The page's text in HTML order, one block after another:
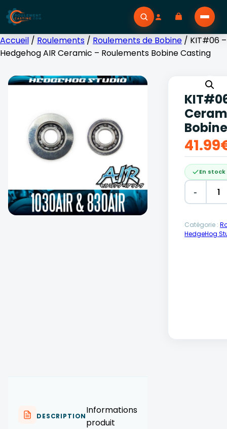
Accueil / Roulements / Roulements de Bobine / KIT#06 –
Hedgehog AIR Ceramic – Roulements Bobine Casting
41.99
En stock
-
Catégorie :
HedgeHog
DESCRIPTION
Informations
produit